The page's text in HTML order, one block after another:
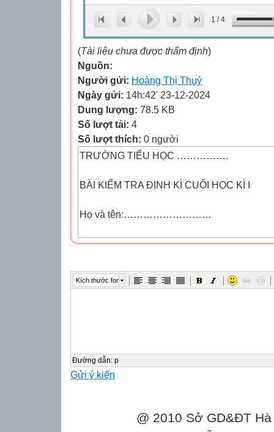
1 /4
(Tài liệu chưa được thẩm định)
Nguồn:
Người gửi: Hoàng Thị Thuý
Ngày gửi: 14h:42' 23-12-2024
Dung lượng: 78.5 KB
Số lượt tải: 4
Số lượt thích: 0 người
TRƯỜNG TIỂU HỌC …………….
BÀI KIỂM TRA ĐỊNH KÌ CUỐI HỌC KÌ I
Họ và tên:………………………
NĂM HỌC 2020 – 2021
Lớp:…..
Nhận xét của giáo viên chấm
Kích thước font
Đường dẫn: p
Gửi ý kiến
@ 2010 Sở GD&ĐT